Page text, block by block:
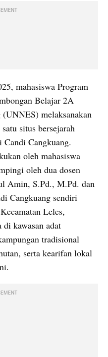
mahasiswa Program
Belajar 2A
melaksanakan
situs bersejarah
Cangkuang.
oleh mahasiswa
oleh dua dosen
Amin, S.Pd., M.Pd. dan
Cangkuang sendiri
Leles,
di kawasan adat
tradisional
serta kearifan lokal